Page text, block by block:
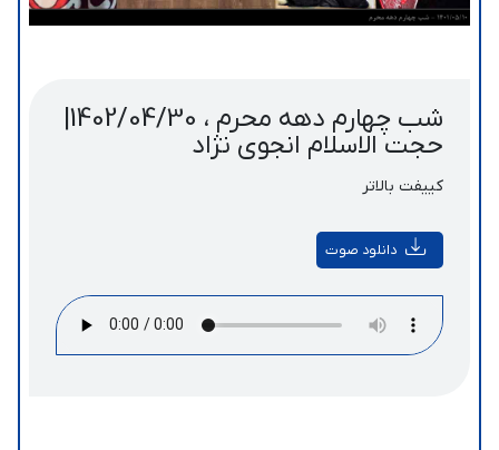
حجت الاسلام انجوی نژاد
کییفت بالاتر
دانلود صوت